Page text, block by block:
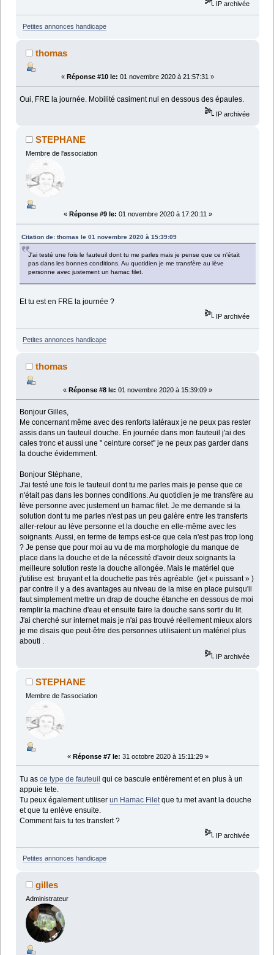
IP archivée
Petites annonces handicape
thomas
« Réponse #10 le: 01 novembre 2020 à 21:57:31 »
Oui, FRE la journée. Mobilité casiment nul en dessous des épaules.
IP archivée
STEPHANE
Membre de l'association
« Réponse #9 le: 01 novembre 2020 à 17:20:11 »
Citation de: thomas le 01 novembre 2020 à 15:39:09
J'ai testé une fois le fauteuil dont tu me parles mais je pense que ce n'était
pas dans les bonnes conditions. Au quotidien je me transfère au lève
personne avec justement un hamac filet.
Et tu est en FRE la journée ?
IP archivée
Petites annonces handicape
thomas
« Réponse #8 le: 01 novembre 2020 à 15:39:09 »
Bonjour Gilles,
Me concernant même avec des renforts latéraux je ne peux pas rester
assis dans un fauteuil douche. En journée dans mon fauteuil j'ai des
cales tronc et aussi une " ceinture corset" je ne peux pas garder dans
la douche évidemment.
Bonjour Stéphane,
J'ai testé une fois le fauteuil dont tu me parles mais je pense que ce
n'était pas dans les bonnes conditions. Au quotidien je me transfère au
lève personne avec justement un hamac filet. Je me demande si la
solution dont tu me parles n'est pas un peu galère entre les transferts
aller-retour au lève personne et la douche en elle-même avec les
soignants. Aussi, en terme de temps est-ce que cela n'est pas trop long
? Je pense que pour moi au vu de ma morphologie du manque de
place dans la douche et de la nécessité d'avoir deux soignants la
meilleure solution reste la douche allongée. Mais le matériel que
j'utilise est bruyant et la douchette pas très agréable (jet « puissant » )
par contre il y a des avantages au niveau de la mise en place puisqu'il
faut simplement mettre un drap de douche étanche en dessous de moi
remplir la machine d'eau et ensuite faire la douche sans sortir du lit.
J'ai cherché sur internet mais je n'ai pas trouvé réellement mieux alors
je me disais que peut-être des personnes utilisaient un matériel plus
abouti .
IP archivée
STEPHANE
Membre de l'association
« Réponse #7 le: 31 octobre 2020 à 15:11:29 »
Tu asce type de fauteuil qui ce bascule entièrement et en plus à un
appuie tete.
Tu peux également utiliserun Hamac Filet que tu met avant la douche
et que tu enlève ensuite.
Comment fais tu tes transfert ?
IP archivée
Petites annonces handicape
gilles
Administrateur